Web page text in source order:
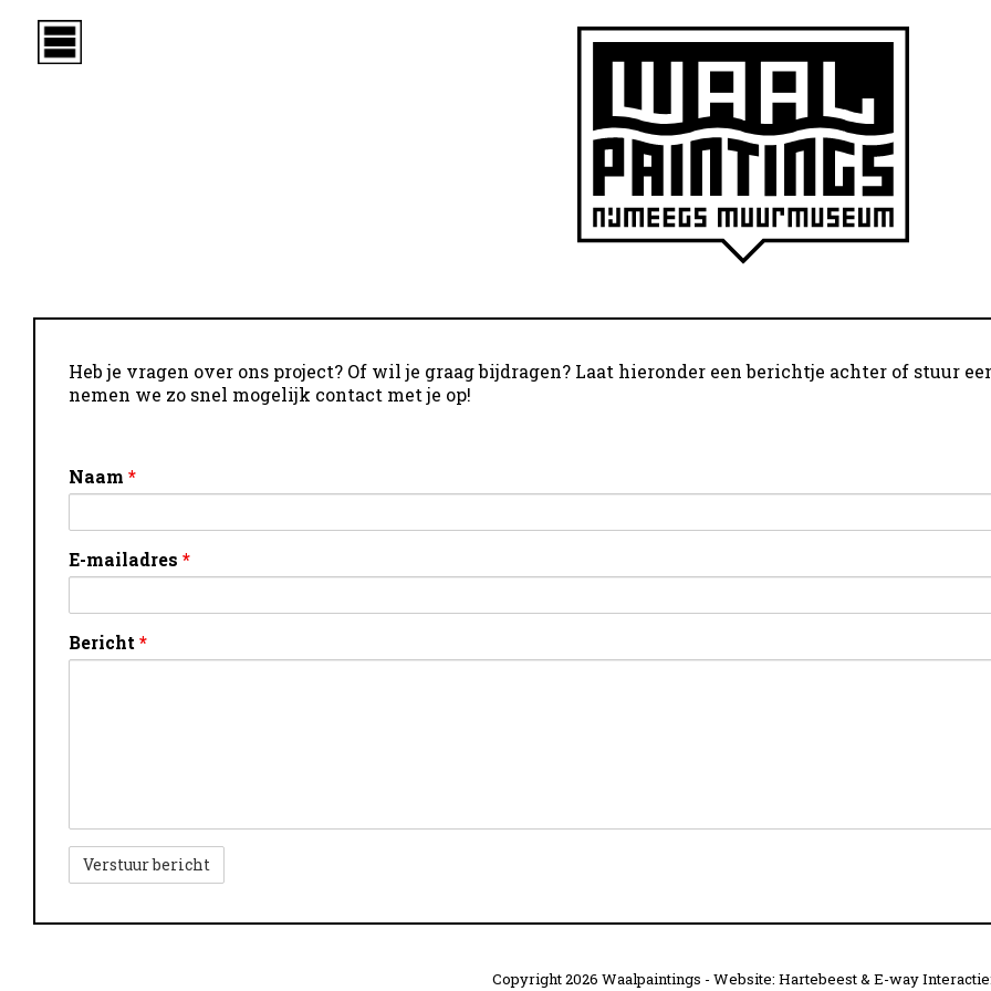
Heb je vragen over ons project? Of wil je graag bijdragen? Laat hieronder een berichtje achter of stuur
nemen we zo snel mogelijk contact met je op!
Naam *
E-mailadres *
Bericht*
Copyright 2026 Waalpaintings - Website: Hartebeest& E-way